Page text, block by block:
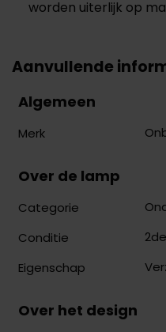
worden uiterlijk op
Aanvullende
Algemeen
Merk
Over de lamp
Categorie
Conditie
Eigenschap
Over het design